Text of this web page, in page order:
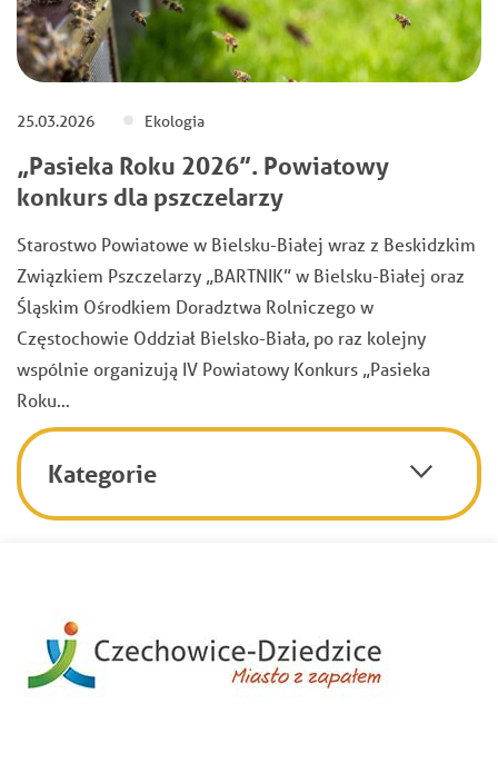
25.03.2026 Ekologia
„Pasieka Roku 2026”. Powiatowy
konkurs dla pszczelarzy
Starostwo Powiatowe w Bielsku-Białej wraz z Beskidzkim
Związkiem Pszczelarzy „BARTNIK” w Bielsku-Białej oraz
Śląskim Ośrodkiem Doradztwa Rolniczego w
Częstochowie Oddział Bielsko-Biała, po raz kolejny
wspólnie organizują IV Powiatowy Konkurs „Pasieka
Roku…
Kategorie